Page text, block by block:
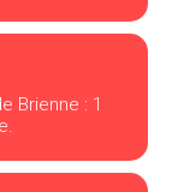
Brienne : 1